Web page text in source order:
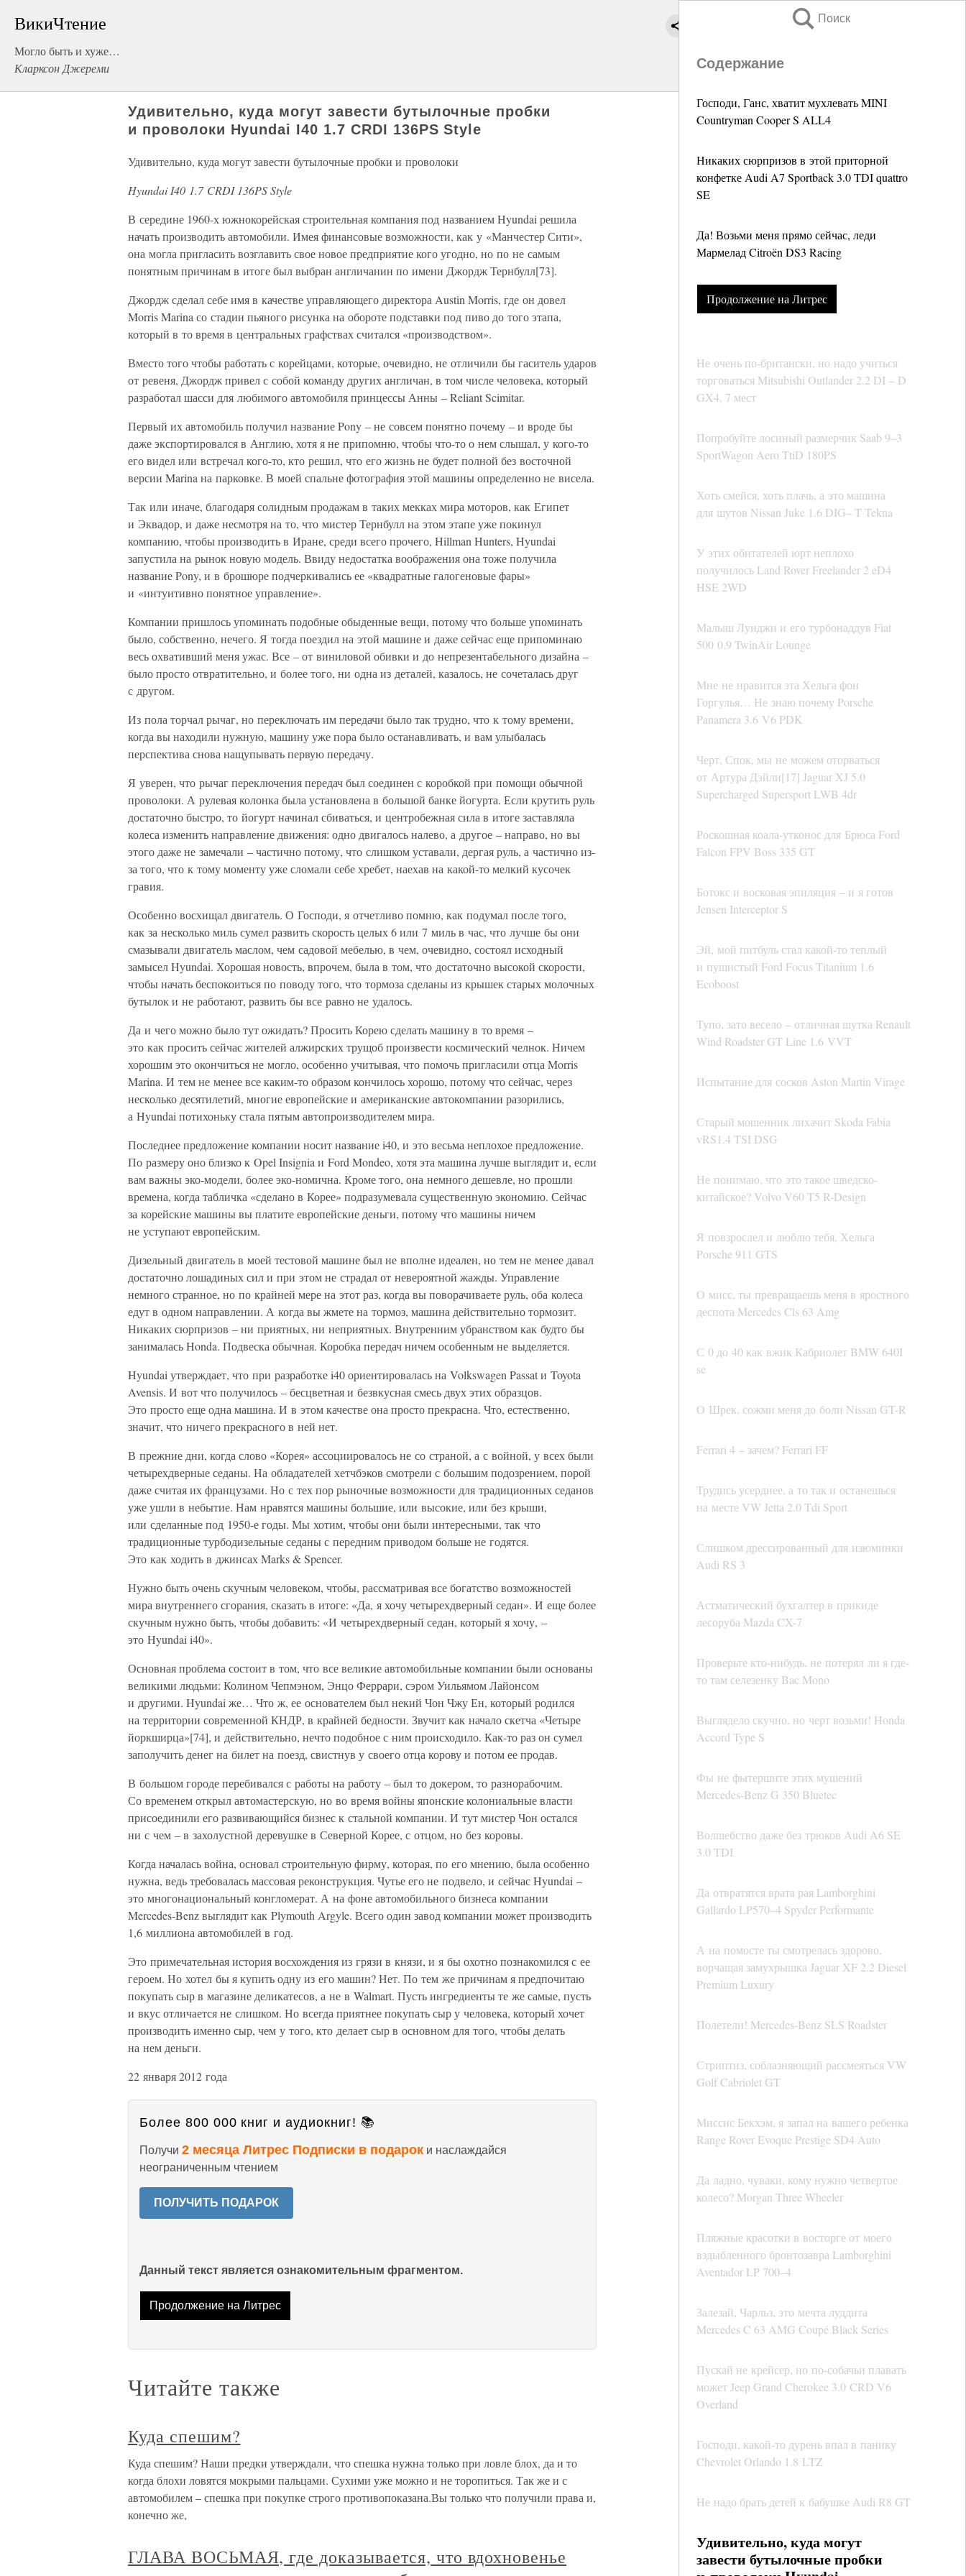
ВикиЧтение
Могло быть и хуже…
Кларксон Джереми
Поиск
Содержание
Господи, Ганс, хватит мухлевать MINI
Countryman Cooper S ALL4
Никаких сюрпризов в этой приторной
конфетке Audi A7 Sportback 3.0 TDI quattro
SE
Да! Возьми меня прямо сейчас, леди
Мармелад Citroën DS3 Racing
Продолжение на Литрес
Не очень по-британски, но надо учиться
торговаться Mitsubishi Outlander 2.2 DI – D
GX4, 7 мест
Попробуйте лосиный размерчик Saab 9–3
SportWagon Aero TtiD 180PS
Хоть смейся, хоть плачь, а это машина
для шутов Nissan Juke 1.6 DIG– T Tekna
У этих обитателей юрт неплохо
получилось Land Rover Freelander 2 eD4
HSE 2WD
Малыш Луиджи и его турбонаддув Fiat
500 0.9 TwinAir Lounge
Мне не нравится эта Хельга фон
Горгулья… Не знаю почему Porsche
Panamera 3.6 V6 PDK
Черт, Спок, мы не можем оторваться
от Артура Дэйли[17] Jaguar XJ 5.0
Supercharged Supersport LWB 4dr
Роскошная коала-утконос для Брюса Ford
Falcon FPV Boss 335 GT
Ботокс и восковая эпиляция – и я готов
Jensen Interceptor S
Эй, мой питбуль стал какой-то теплый
и пушистый Ford Focus Titanium 1.6
Ecoboost
Тупо, зато весело – отличная шутка Renault
Wind Roadster GT Line 1.6 VVT
Испытание для сосков Aston Martin Virage
Старый мошенник лихачит Skoda Fabia
vRS1.4 TSI DSG
Не понимаю, что это такое шведско-
китайское? Volvo V60 T5 R-Design
Я повзрослел и люблю тебя, Хельга
Porsche 911 GTS
О мисс, ты превращаешь меня в яростного
деспота Mercedes Cls 63 Amg
С 0 до 40 как вжик Кабриолет BMW 640I
se
О Шрек, сожми меня до боли Nissan GT-R
Ferrari 4 – зачем? Ferrari FF
Трудись усерднее, а то так и останешься
на месте VW Jetta 2.0 Tdi Sport
Слишком дрессированный для изюминки
Audi RS 3
Астматический бухгалтер в прикиде
лесоруба Mazda CX-7
Проверьте кто-нибудь, не потерял ли я где-
то там селезенку Bac Mono
Выглядело скучно, но черт возьми! Honda
Accord Type S
Фы не фытершите этих мушений
Mercedes-Benz G 350 Bluetec
Волшебство даже без трюков Audi A6 SE
3.0 TDI
Да отвратятся врата рая Lamborghini
Gallardo LP570–4 Spyder Performante
А на помосте ты смотрелась здорово,
ворчащая замухрышка Jaguar XF 2.2 Diesel
Premium Luxury
Полетели! Mercedes-Benz SLS Roadster
Стриптиз, соблазняющий рассмеяться VW
Golf Cabriolet GT
Миссис Бекхэм, я запал на вашего ребенка
Range Rover Evoque Prestige SD4 Auto
Да ладно, чуваки, кому нужно четвертое
колесо? Morgan Three Wheeler
Пляжные красотки в восторге от моего
вздыбленного бронтозавра Lamborghini
Aventador LP 700–4
Залезай, Чарльз, это мечта луддита
Mercedes C 63 AMG Coupé Black Series
Пускай не крейсер, но по-собачьи плавать
может Jeep Grand Cherokee 3.0 CRD V6
Overland
Господи, какой-то дурень впал в панику
Chevrolet Orlando 1.8 LTZ
Не надо брать детей к бабушке Audi R8 GT
Удивительно, куда могут
завести бутылочные пробки
Удивительно, куда могут завести бутылочные пробки
и проволоки Hyundai I40 1.7 CRDI 136PS Style
Удивительно, куда могут завести бутылочные пробки и проволоки
Hyundai I40 1.7 CRDI 136PS Style
В середине 1960-х южнокорейская строительная компания под названием Hyundai решила
начать производить автомобили. Имея финансовые возможности, как у «Манчестер Сити»,
она могла пригласить возглавить свое новое предприятие кого угодно, но по не самым
понятным причинам в итоге был выбран англичанин по имени Джордж Тернбулл[73].
Джордж сделал себе имя в качестве управляющего директора Austin Morris, где он довел
Morris Marina со стадии пьяного рисунка на обороте подставки под пиво до того этапа,
который в то время в центральных графствах считался «производством».
Вместо того чтобы работать с корейцами, которые, очевидно, не отличили бы гаситель ударов
от ревеня, Джордж привел с собой команду других англичан, в том числе человека, который
разработал шасси для любимого автомобиля принцессы Анны – Reliant Scimitar.
Первый их автомобиль получил название Pony – не совсем понятно почему – и вроде бы
даже экспортировался в Англию, хотя я не припомню, чтобы что-то о нем слышал, у кого-то
его видел или встречал кого-то, кто решил, что его жизнь не будет полной без восточной
версии Marina на парковке. В моей спальне фотография этой машины определенно не висела.
Так или иначе, благодаря солидным продажам в таких мекках мира моторов, как Египет
и Эквадор, и даже несмотря на то, что мистер Тернбулл на этом этапе уже покинул
компанию, чтобы производить в Иране, среди всего прочего, Hillman Hunters, Hyundai
запустила на рынок новую модель. Ввиду недостатка воображения она тоже получила
название Pony, и в брошюре подчеркивались ее «квадратные галогеновые фары»
и «интуитивно понятное управление».
Компании пришлось упоминать подобные обыденные вещи, потому что больше упоминать
было, собственно, нечего. Я тогда поездил на этой машине и даже сейчас еще припоминаю
весь охвативший меня ужас. Все – от виниловой обивки и до непрезентабельного дизайна –
было просто отвратительно, и более того, ни одна из деталей, казалось, не сочеталась друг
с другом.
Из пола торчал рычаг, но переключать им передачи было так трудно, что к тому времени,
когда вы находили нужную, машину уже пора было останавливать, и вам улыбалась
перспектива снова нащупывать первую передачу.
Я уверен, что рычаг переключения передач был соединен с коробкой при помощи обычной
проволоки. А рулевая колонка была установлена в большой банке йогурта. Если крутить руль
достаточно быстро, то йогурт начинал сбиваться, и центробежная сила в итоге заставляла
колеса изменить направление движения: одно двигалось налево, а другое – направо, но вы
этого даже не замечали – частично потому, что слишком уставали, дергая руль, а частично из-
за того, что к тому моменту уже сломали себе хребет, наехав на какой-то мелкий кусочек
гравия.
Особенно восхищал двигатель. О Господи, я отчетливо помню, как подумал после того,
как за несколько миль сумел развить скорость целых 6 или 7 миль в час, что лучше бы они
смазывали двигатель маслом, чем садовой мебелью, в чем, очевидно, состоял исходный
замысел Hyundai. Хорошая новость, впрочем, была в том, что достаточно высокой скорости,
чтобы начать беспокоиться по поводу того, что тормоза сделаны из крышек старых молочных
бутылок и не работают, развить бы все равно не удалось.
Да и чего можно было тут ожидать? Просить Корею сделать машину в то время –
это как просить сейчас жителей алжирских трущоб произвести космический челнок. Ничем
хорошим это окончиться не могло, особенно учитывая, что помочь пригласили отца Morris
Marina. И тем не менее все каким-то образом кончилось хорошо, потому что сейчас, через
несколько десятилетий, многие европейские и американские автокомпании разорились,
а Hyundai потихоньку стала пятым автопроизводителем мира.
Последнее предложение компании носит название i40, и это весьма неплохое предложение.
По размеру оно близко к Opel Insignia и Ford Mondeo, хотя эта машина лучше выглядит и, если
вам важны эко-модели, более эко-номична. Кроме того, она немного дешевле, но прошли
времена, когда табличка «сделано в Корее» подразумевала существенную экономию. Сейчас
за корейские машины вы платите европейские деньги, потому что машины ничем
не уступают европейским.
Дизельный двигатель в моей тестовой машине был не вполне идеален, но тем не менее давал
достаточно лошадиных сил и при этом не страдал от невероятной жажды. Управление
немного странное, но по крайней мере на этот раз, когда вы поворачиваете руль, оба колеса
едут в одном направлении. А когда вы жмете на тормоз, машина действительно тормозит.
Никаких сюрпризов – ни приятных, ни неприятных. Внутренним убранством как будто бы
занималась Honda. Подвеска обычная. Коробка передач ничем особенным не выделяется.
Hyundai утверждает, что при разработке i40 ориентировалась на Volkswagen Passat и Toyota
Avensis. И вот что получилось – бесцветная и безвкусная смесь двух этих образцов.
Это просто еще одна машина. И в этом качестве она просто прекрасна. Что, естественно,
значит, что ничего прекрасного в ней нет.
В прежние дни, когда слово «Корея» ассоциировалось не со страной, а с войной, у всех были
четырехдверные седаны. На обладателей хетчбэков смотрели с большим подозрением, порой
даже считая их французами. Но с тех пор рыночные возможности для традиционных седанов
уже ушли в небытие. Нам нравятся машины большие, или высокие, или без крыши,
или сделанные под 1950-е годы. Мы хотим, чтобы они были интересными, так что
традиционные турбодизельные седаны с передним приводом больше не годятся.
Это как ходить в джинсах Marks & Spencer.
Нужно быть очень скучным человеком, чтобы, рассматривая все богатство возможностей
мира внутреннего сгорания, сказать в итоге: «Да, я хочу четырехдверный седан». И еще более
скучным нужно быть, чтобы добавить: «И четырехдверный седан, который я хочу, –
это Hyundai i40».
Основная проблема состоит в том, что все великие автомобильные компании были основаны
великими людьми: Колином Чепмэном, Энцо Феррари, сэром Уильямом Лайонсом
и другими. Hyundai же… Что ж, ее основателем был некий Чон Чжу Ен, который родился
на территории современной КНДР, в крайней бедности. Звучит как начало скетча «Четыре
йоркширца»[74], и действительно, нечто подобное с ним происходило. Как-то раз он сумел
заполучить денег на билет на поезд, свистнув у своего отца корову и потом ее продав.
В большом городе перебивался с работы на работу – был то докером, то разнорабочим.
Со временем открыл автомастерскую, но во время войны японские колониальные власти
присоединили его развивающийся бизнес к стальной компании. И тут мистер Чон остался
ни с чем – в захолустной деревушке в Северной Корее, с отцом, но без коровы.
Когда началась война, основал строительную фирму, которая, по его мнению, была особенно
нужна, ведь требовалась массовая реконструкция. Чутье его не подвело, и сейчас Hyundai –
это многонациональный конгломерат. А на фоне автомобильного бизнеса компании
Mercedes-Benz выглядит как Plymouth Argyle. Всего один завод компании может производить
1,6 миллиона автомобилей в год.
Это примечательная история восхождения из грязи в князи, и я бы охотно познакомился с ее
героем. Но хотел бы я купить одну из его машин? Нет. По тем же причинам я предпочитаю
покупать сыр в магазине деликатесов, а не в Walmart. Пусть ингредиенты те же самые, пусть
и вкус отличается не слишком. Но всегда приятнее покупать сыр у человека, который хочет
производить именно сыр, чем у того, кто делает сыр в основном для того, чтобы делать
на нем деньги.
22 января 2012 года
Более 800 000 книг и аудиокниг! 📚
Получи 2 месяца Литрес Подписки в подарок и наслаждайся
неограниченным чтением
ПОЛУЧИТЬ ПОДАРОК
Данный текст является ознакомительным фрагментом.
Продолжение на Литрес
Читайте также
Куда спешим?
Куда спешим? Наши предки утверждали, что спешка нужна только при ловле блох, да и то
когда блохи ловятся мокрыми пальцами. Сухими уже можно и не торопиться. Так же и с
автомобилем – спешка при покупке строго противопоказана.Вы только что получили права и,
конечно же,
ГЛАВА ВОСЬМАЯ, где доказывается, что вдохновенье